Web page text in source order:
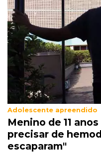
Adolescente apreendido
Menino de 11
precisar de
escaparam"